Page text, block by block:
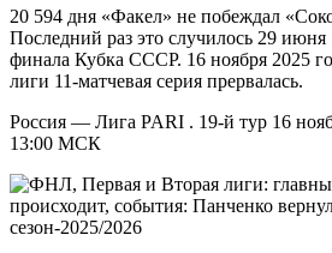
20 594 дня «Факел» не побеждал
Последний раз это случилось 29 июня
финала Кубка СССР. 16 ноября 2025
лиги 11-матчевая серия прервалась.
Россия — Лига PARI . 19-й тур 16
13:00 МСК